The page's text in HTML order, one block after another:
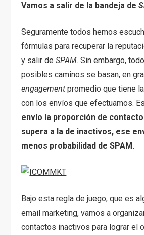
Vamos a salir de la bandeja de
Seguramente todos hemos
fórmulas para recuperar la
y salir deSPAM. Sin embargo,
posibles caminos se basan, en
engagementpromedio que tiene
con los envíos que efectuamos.
envío la proporción de
supera a la de inactivos, ese
menos probabilidad de SPAM.
Bajo esta regla de juego, que es
email marketing, vamos a
contactos inactivos para lograr el